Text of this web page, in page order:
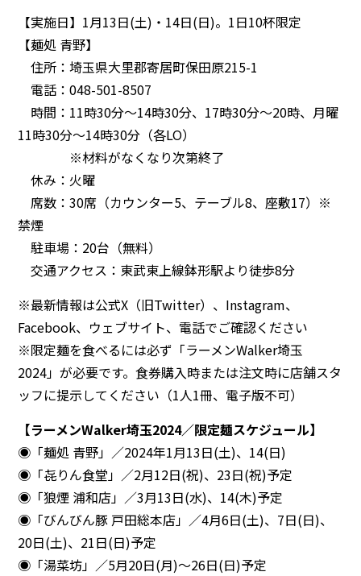
【実施日】1月13日(土)・14日(日)。1日10杯限定
【麺処 青野】
住所：埼玉県大里郡寄居町保田原215-1
電話：048-501-8507
時間：11時30分～14時30分、17時30分～20時、月曜
11時30分～14時30分（各LO）
※材料がなくなり次第終了
休み：火曜
席数：30席（カウンター5、テーブル8、座敷17）※
禁煙
駐車場：20台（無料）
交通アクセス：東武東上線鉢形駅より徒歩8分
※最新情報は公式X（旧Twitter）、Instagram、
Facebook、ウェブサイト、電話でご確認ください
※限定麺を食べるには必ず「ラーメンWalker埼玉
2024」が必要です。食券購入時または注文時に店舗スタ
ッフに提示してください（1人1冊、電子版不可）
【ラーメンWalker埼玉2024／限定麺スケジュール】
◉「麺処 青野」／2024年1月13日(土)、14(日)
◉「㐂りん食堂」／2月12日(祝)、23日(祝)予定
◉「狼煙 浦和店」／3月13日(水)、14(木)予定
◉「びんびん豚 戸田総本店」／4月6日(土)、7日(日)、
20日(土)、21日(日)予定
◉「湯菜坊」／5月20日(月)～26日(日)予定